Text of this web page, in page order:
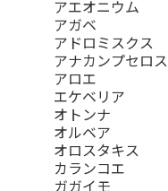
アエオニウム
アガベ
アドロミスクス
アナカンプセロス
アロエ
エケベリア
オトンナ
オルベア
オロスタキス
カランコエ
ガガイモ